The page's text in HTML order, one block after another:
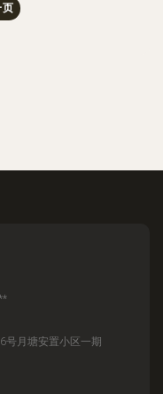
页
号月塘安置小区一期